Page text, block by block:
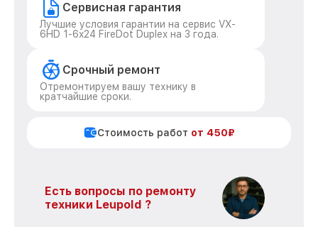
Сервисная гарантия
Лучшие условия гарантии на сервис VX-
6HD 1-6x24 FireDot Duplex на 3 года.
Срочный ремонт
Отремонтируем вашу технику в
кратчайшие сроки.
Стоимость работ от 450₽
Есть вопросы по ремонту
техники Leupold ?